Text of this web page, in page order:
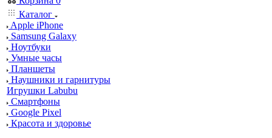
Каталог
Apple iPhone
Samsung Galaxy
Ноутбуки
Умные часы
Планшеты
Наушники и гарнитуры
Игрушки Labubu
Смартфоны
Google Pixel
Красота и здоровье